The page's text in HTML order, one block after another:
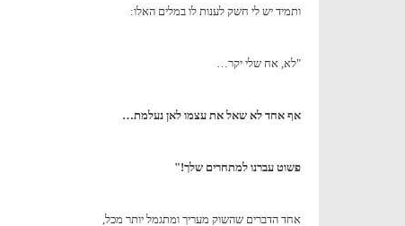
ותמיד יש לי חשק לענות לו במלים האלו:
"לא, אח שלי יקר…
אף אחד לא שאל את עצמו לאן נעלמת…
פשוט עברנו למתחרים שלך!"
אחד הדברים שהשוק מעריך ומתגמל יותר מכל,